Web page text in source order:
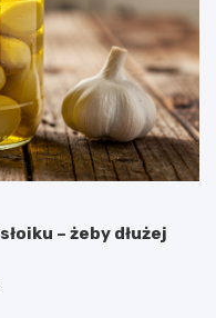
– żeby dłużej